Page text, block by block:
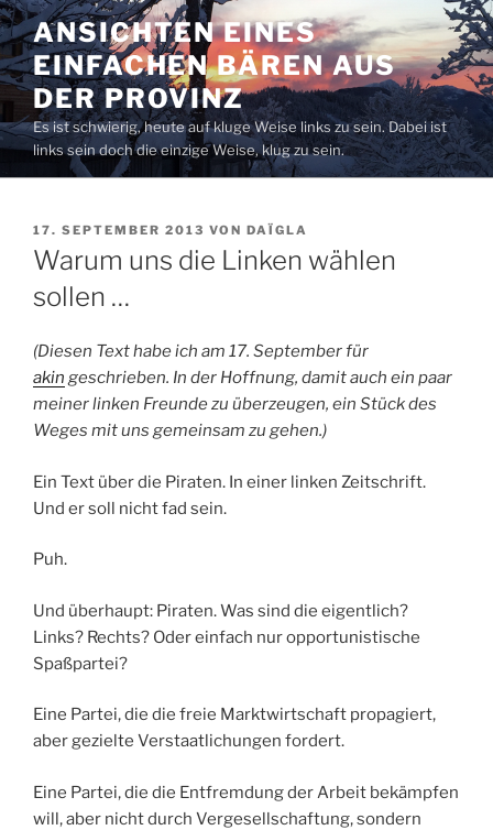
Zum
Inhalt
springen
ANSICHTEN EINES
EINFACHEN BÄREN AUS
DER PROVINZ
Es ist schwierig, heute auf kluge Weise links zu sein. Dabei ist
links sein doch die einzige Weise, klug zu sein.
VERÖFFENTLICHT
AM
17. SEPTEMBER 2013 VON DAÏGLA
Warum uns die Linken wählen
sollen …
(Diesen Text habe ich am 17. September für
akin geschrieben. In der Hoffnung, damit auch ein paar
meiner linken Freunde zu überzeugen, ein Stück des
Weges mit uns gemeinsam zu gehen.)
Ein Text über die Piraten. In einer linken Zeitschrift.
Und er soll nicht fad sein.
Puh.
Und überhaupt: Piraten. Was sind die eigentlich?
Links? Rechts? Oder einfach nur opportunistische
Spaßpartei?
Eine Partei, die die freie Marktwirtschaft propagiert,
aber gezielte Verstaatlichungen fordert.
Eine Partei, die die Entfremdung der Arbeit bekämpfen
will, aber nicht durch Vergesellschaftung, sondern